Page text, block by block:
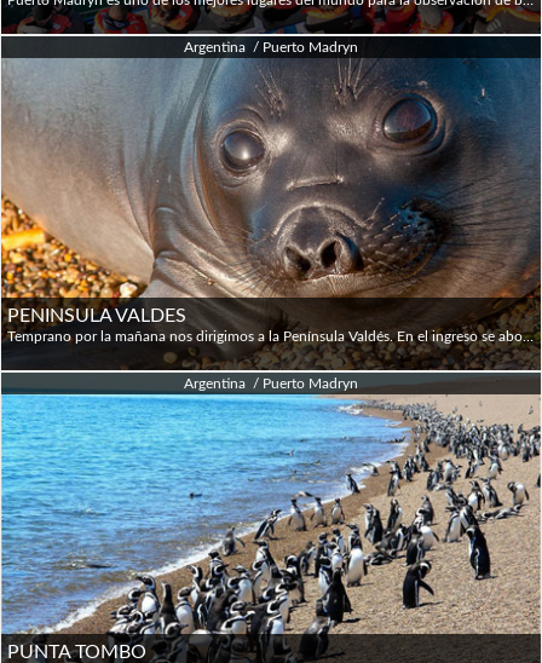
Argentina / Puerto Madryn
PENINSULA VALDES
Temprano por la mañana nos dirigimos a la Península Valdés. En el ingreso se abona la entrada a área Patrimonio de la Humanidad, luego llegamos al Istmo Ameghino y paramos en el Centro de Interpretación. Continuamos hacia Puerto Pirámides donde (entre junio y diciembre) podremos embarcar para realizar el avistaje de Ballenas Francas (opcional). Continuamos con una visita a la lobería de Punta Pirámides. Luego partimos hacia Caleta Valdés donde tendremos tiempo para almorzar (opcional) y veremos un asentamiento de elefantes marinos. Pasaremos por una pingüinera en formación, donde (entre septiembre y abril) tendremos la oportunidad de ver algunos ejemplares de la especie “Magallanes” desde lo alto de un acantilado. Durante el recorrido podremos observar la fauna terrestre característica (maras, choiques, guanacos, piches) y diferentes aves. En caso de no haber podido hacer la navegación de avistaje la mañana por causa del viento, haremos un nuevo intento en Puerto Pirámides. Emprendemos el regreso a última hora de la tarde.
Argentina / Puerto Madryn
PUNTA TOMBO